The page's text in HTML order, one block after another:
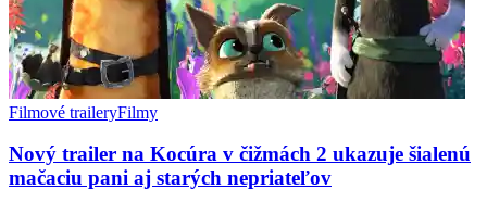
Filmové traileryFilmy
Nový trailer na Kocúra v čižmách 2 ukazuje šialenú
mačaciu pani aj starých nepriateľov